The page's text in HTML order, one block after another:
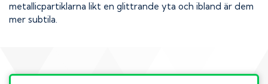
metallicpartiklarna likt en glittrande yta och ibland är dem
mer subtila.